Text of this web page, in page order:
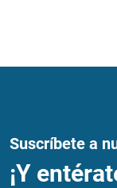
Suscríbete a
¡Y